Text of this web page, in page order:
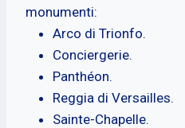
monumenti:
Arco di Trionfo.
Conciergerie.
Panthéon.
Reggia di Versailles.
Sainte-Chapelle.